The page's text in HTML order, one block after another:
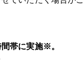
帯に実施※。